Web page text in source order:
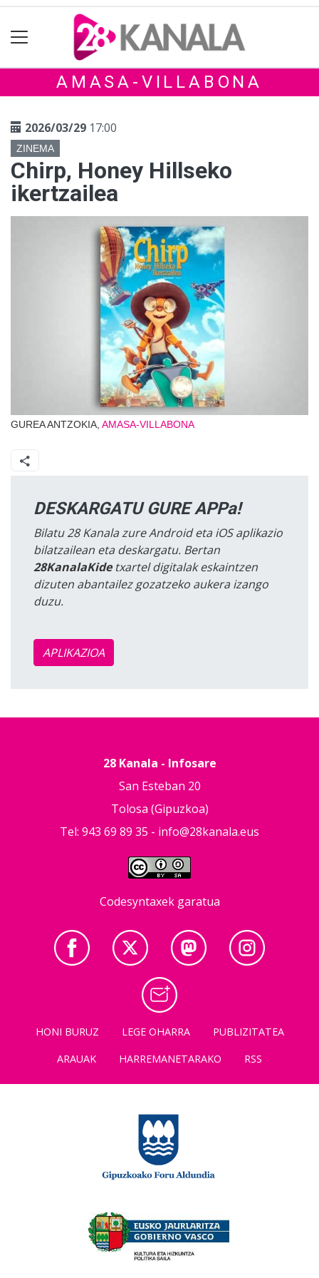
AMASA-VILLABONA
2026/03/29 17:00
ZINEMA
Chirp, Honey Hillseko
ikertzailea
GUREA ANTZOKIA, AMASA-VILLABONA
DESKARGATU GURE APPa!
Bilatu 28 Kanala zure Android eta iOS aplikazio
bilatzailean eta deskargatu. Bertan
28KanalaKidetxartel digitalak eskaintzen
dizuten abantailez gozatzeko aukera izango
duzu.
APLIKAZIOA
28 Kanala - Infosare
San Esteban 20
Tolosa (Gipuzkoa)
Tel: 943 69 89 35 - info@28kanala.eus
Codesyntaxek garatua
HONI BURUZ LEGE OHARRA
PUBLIZITATEA
ARAUAK
HARREMANETARAKO RSS